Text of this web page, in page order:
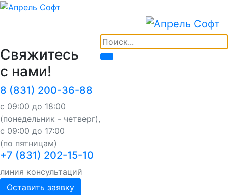
Свяжитесь
с нами!
8 (831) 200-36-88
с 09:00 до 18:00
(понедельник - четверг),
с 09:00 до 17:00
(по пятницам)
+7 (831) 202-15-10
линия консультаций
Оставить заявку